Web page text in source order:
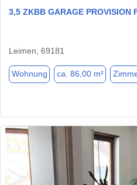
3,5 ZKBB GARAGE PROVISION
Leimen, 69181
Wohnung ca. 86,00 m²